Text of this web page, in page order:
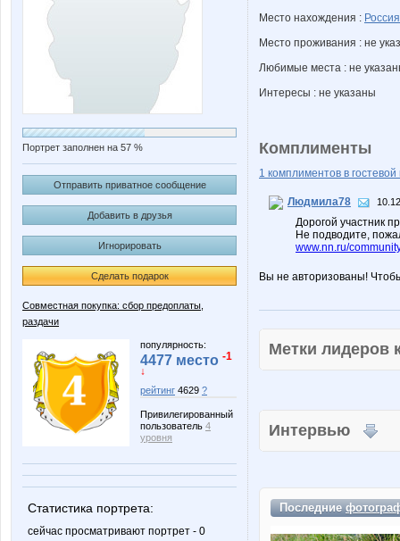
Портрет заполнен на 57 %
Отправить приватное сообщение
Добавить в друзья
Игнорировать
Сделать подарок
Совместная покупка: сбор предоплаты,
раздачи
популярность:
4477 место -1
↓
рейтинг 4629 ?
Привилегированный
пользователь 4
уровня
Статистика портрета:
сейчас просматривают портрет - 0
Место нахождения : Россия
Место проживания : не
Любимые места : не
Интересы : не указаны
Комплименты
1 комплиментов в гостевой
Людмила78
Дорогой участник
Не подводите,
www.nn.ru/
Вы не авторизованы!
Метки
Интервью
Последние